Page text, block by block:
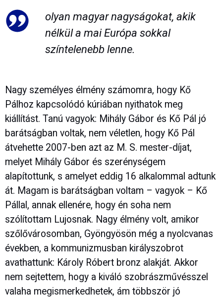
olyan magyar nagyságokat, akik
nélkül a mai Európa sokkal
színtelenebb lenne.
Nagy személyes élmény számomra, hogy Kő
Pálhoz kapcsolódó kúriában nyithatok meg
kiállítást. Tanú vagyok: Mihály Gábor és Kő Pál jó
barátságban voltak, nem véletlen, hogy Kő Pál
átvehette 2007-ben azt az M. S. mester-díjat,
melyet Mihály Gábor és szerénységem
alapítottunk, s amelyet eddig 16 alkalommal adtunk
át. Magam is barátságban voltam – vagyok – Kő
Pállal, annak ellenére, hogy én soha nem
szólítottam Lujosnak. Nagy élmény volt, amikor
szőlővárosomban, Gyöngyösön még a nyolcvanas
években, a kommunizmusban királyszobrot
avathattunk: Károly Róbert bronz alakját. Akkor
nem sejtettem, hogy a kiváló szobrászművésszel
valaha megismerkedhetek, ám többször jó